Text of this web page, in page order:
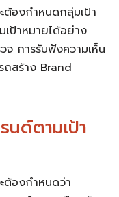
ต้องกำหนดกลุ่มเป้า
ป้าหมายได้อย่าง
จ การรับฟังความเห็น
ถสร้าง Brand
ด์ตามเป้า
ต้องกำหนดว่า